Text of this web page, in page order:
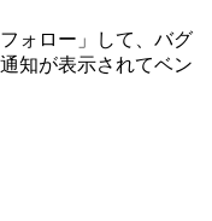
ォロー」して、バグ
知が表示されてベン